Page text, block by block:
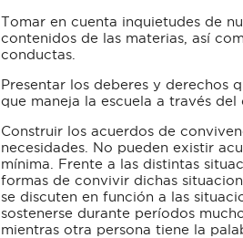
Tomar en cuenta inquietudes de
contenidos de las materias, así
conductas.
Presentar los deberes y derechos
que maneja la escuela a través del
Construir los acuerdos de
necesidades. No pueden existir
mínima. Frente a las distintas
formas de convivir dichas
se discuten en función a las
sostenerse durante períodos
mientras otra persona tiene la